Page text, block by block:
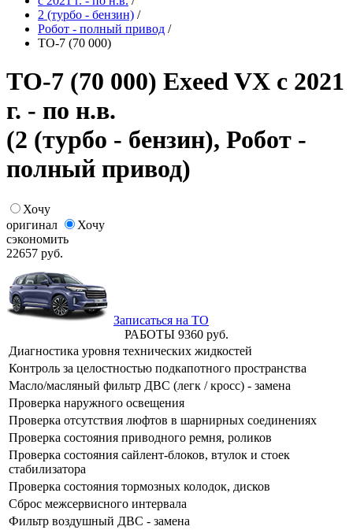
2 (турбо - бензин) /
Робот - полный привод /
ТО-7 (70 000)
ТО-7 (70 000) Exeed VX с 2021
г. - по н.в.
(2 (турбо - бензин), Робот -
полный привод)
Хочу
оригинал
Хочу
сэкономить
22657 руб.
Записаться на ТО
РАБОТЫ 9360 руб.
Диагностика уровня технических жидкостей
Контроль за целостностью подкапотного пространства
Масло/масляный фильтр ДВС (легк / кросс) - замена
Проверка наружного освещения
Проверка отсутствия люфтов в шарнирных соединениях
Проверка состояния приводного ремня, роликов
Проверка состояния сайлент-блоков, втулок и стоек
стабилизатора
Проверка состояния тормозных колодок, дисков
Сброс межсервисного интервала
Фильтр воздушный ДВС - замена